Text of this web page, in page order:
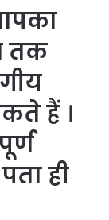
तक
हैं ।
ही